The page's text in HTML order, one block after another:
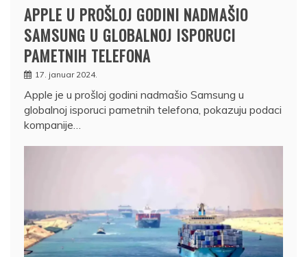
APPLE U PROŠLOJ GODINI NADMAŠIO
SAMSUNG U GLOBALNOJ ISPORUCI
PAMETNIH TELEFONA
17. januar 2024.
Apple je u prošloj godini nadmašio Samsung u
globalnoj isporuci pametnih telefona, pokazuju podaci
kompanije…